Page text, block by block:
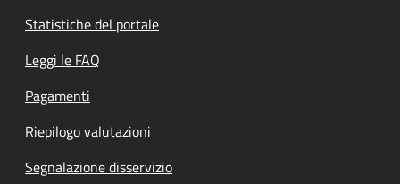
Statistiche del portale
Leggi le FAQ
Pagamenti
Riepilogo valutazioni
Segnalazione disservizio